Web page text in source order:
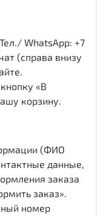
WhatsApp: +7
(справа внизу
«В
корзину.
(ФИО
данные,
заказа
заказ».
номер